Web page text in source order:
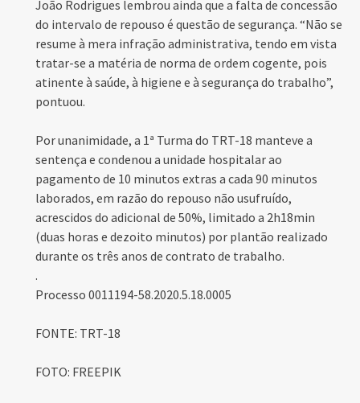
João Rodrigues lembrou ainda que a falta de concessão
do intervalo de repouso é questão de segurança. “Não se
resume à mera infração administrativa, tendo em vista
tratar-se a matéria de norma de ordem cogente, pois
atinente à saúde, à higiene e à segurança do trabalho”,
pontuou.
Por unanimidade, a 1ª Turma do TRT-18 manteve a
sentença e condenou a unidade hospitalar ao
pagamento de 10 minutos extras a cada 90 minutos
laborados, em razão do repouso não usufruído,
acrescidos do adicional de 50%, limitado a 2h18min
(duas horas e dezoito minutos) por plantão realizado
durante os três anos de contrato de trabalho.
.
Processo 0011194-58.2020.5.18.0005
FONTE: TRT-18
FOTO: FREEPIK